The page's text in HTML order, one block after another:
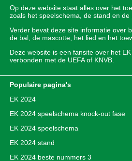
Op deze website staat alles over het
zoals het speelschema, de stand en de
Verder bevat deze site informatie over
de bal, de mascotte, het lied en het
Deze website is een fansite over het
verbonden met de UEFA of KNVB.
Populaire pagina's
EK 2024
EK 2024 speelschema knock-out fase
EK 2024 speelschema
EK 2024 stand
EK 2024 beste nummers 3